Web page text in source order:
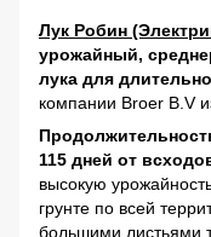
Лук Робин
урожайный,
лука для
компании Broer B.V
115 дней от
высокую
грунте по всей
большими листьями